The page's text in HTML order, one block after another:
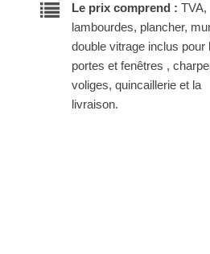
Le prix comprend : TVA,
lambourdes, plancher,
double vitrage inclus pour
portes et fenêtres ,
voliges, quincaillerie et la
livraison.